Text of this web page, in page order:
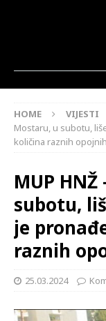
VIJESTI
Mostaru, u subotu,
količina raznih
MUP
subotu,
je
raznih